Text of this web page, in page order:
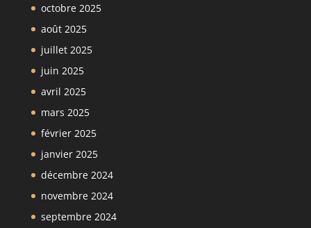
octobre 2025
août 2025
juillet 2025
juin 2025
avril 2025
mars 2025
février 2025
janvier 2025
décembre 2024
novembre 2024
septembre 2024